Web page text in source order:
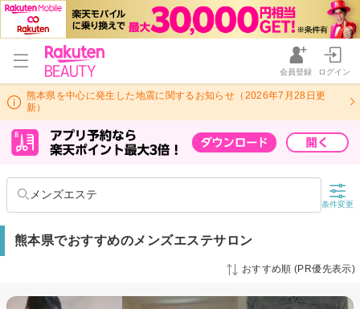
会員登録 ログイン
熊本県を中心に発生した地震に関するお知らせ（2026年7月28日更
新）
メンズエステ
条件変更
熊本県でおすすめのメンズエステサロン
おすすめ順 (PR優先表示)